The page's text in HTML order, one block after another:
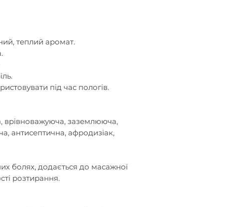
теплий аромат.
.
під час пологів.
, врівноважуюча, заземлююча,
а, антисептична, афродизіак,
болях, додається до масажної
розтирання.